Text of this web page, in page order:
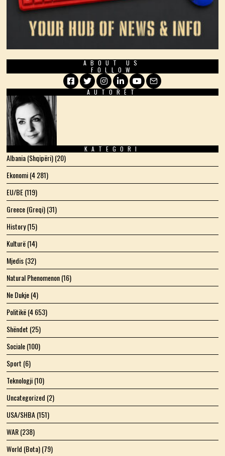
ABOUT US
FOLLOW
Facebook
TwitterInstagram
LinkedIn
YouTube
Email
AUTORËT
KATEGORI
Albania (Shqipëri)(20)
Ekonomi(4 281)
EU/BE(119)
Greece (Greqi)(31)
History(15)
Kulturë(14)
Mjedis(32)
Natural Phenomenon(16)
Ne Dukje(4)
Politikë(4 653)
Shëndet (25)
Sociale(100)
Sport (6)
Teknologji(10)
Uncategorized (2)
USA/SHBA(151)
WAR(238)
World (Bota)(79)